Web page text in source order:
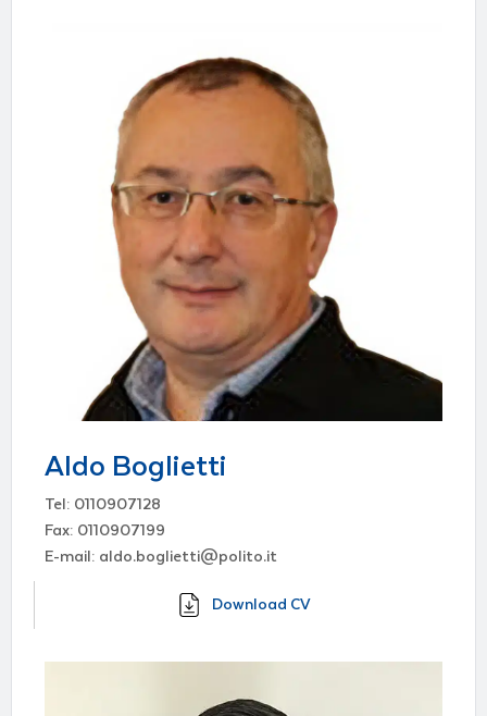
Aldo Boglietti
Tel: 0110907128
Fax: 0110907199
E-mail: aldo.boglietti@polito.it
Download CV